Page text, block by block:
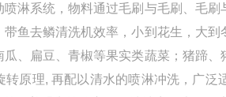
淋系统，物料通过毛刷与毛刷、毛
鱼去鳞清洗机效率，小到花生，大
、扁豆、青椒等果实类蔬菜；猪蹄
转原理, 再配以清水的喷淋冲洗，广